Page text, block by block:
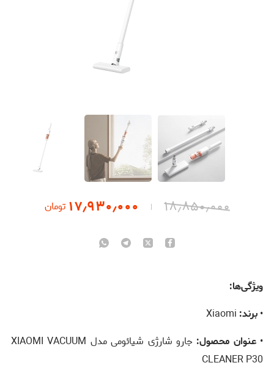
۱۸٫۸۵۰٫۰۰۰ ۱۷٫۹۳۰٫۰۰۰ تومان
ویژگی‌ها:
•برند:
•عنوان محصول:
جارو شارژی شیائومی مدل XIAOMI VACUUM
CLEANER P30